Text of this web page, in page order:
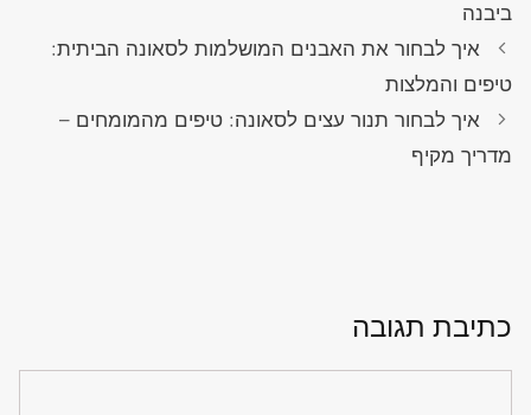
ביבנה
איך לבחור את האבנים המושלמות לסאונה הביתית:
טיפים והמלצות
איך לבחור תנור עצים לסאונה: טיפים מהמומחים –
מדריך מקיף
כתיבת תגובה